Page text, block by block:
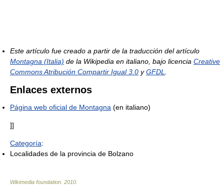
Este artículo fue creado a partir de la traducción del artículo
Montagna (Italia) de la Wikipedia en italiano, bajo licencia Creative
Commons Atribución Compartir Igual 3.0 yGFDL
Enlaces externos
Página web oficial de Montagna (en italiano)
]]
Categoría:
Localidades de la provincia de Bolzano
Wikimedia foundation 2010